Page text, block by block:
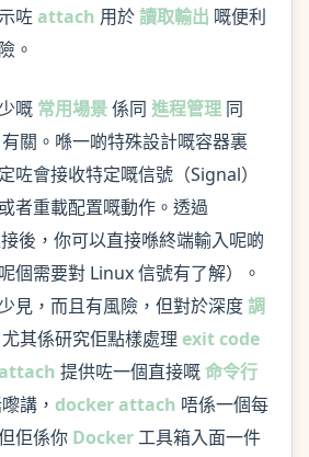
咗 attach 用於讀取輸出 嘅便利
。
嘅 常用場景係同 進程管理 同
有關。喺一啲特殊設計嘅容器裏
咗會接收特定嘅信號（Signal）
者重載配置嘅動作。透過
後，你可以直接喺終端輸入呢啲
個需要對 Linux 信號有了解）。
見，而且有風險，但對於深度調
其係研究佢點樣處理 exit code
attach 提供咗一個直接嘅命令行
講， docker attach 唔係一個每
佢係你 Docker工具箱入面一件